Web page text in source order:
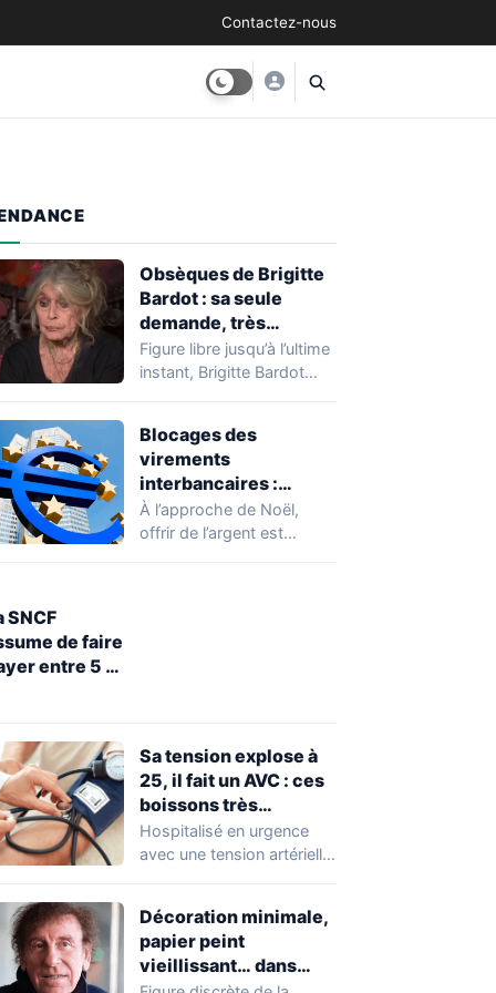
Contactez-nous
Obsèques de Brigitte
Bardot : sa seule
demande, très
modeste, pour son
enterrement
Figure libre jusqu’à l’ultime
instant, Brigitte Bardot
Blocages des
virements
interbancaires :
pourquoi vous ne
pourrez pas faire de
À l’approche de Noël,
offrir de l’argent est
SNCF
de faire
entre 5 et
perdus
le train
Sa tension explose à
25, il fait un AVC : ces
boissons très
consommées
inquiètent les
Hospitalisé en urgence
avec une tension artérielle
d’années…
Décoration minimale,
papier peint
vieillissant… dans